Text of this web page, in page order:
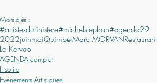
Mots-clés :
#artistesdufinistere#michelstephan#agenda29
2022juinmaiQuimperMarc MORVANRestaurant
Le Kervao
AGENDA complet
Insolite
Evénements Artistiques